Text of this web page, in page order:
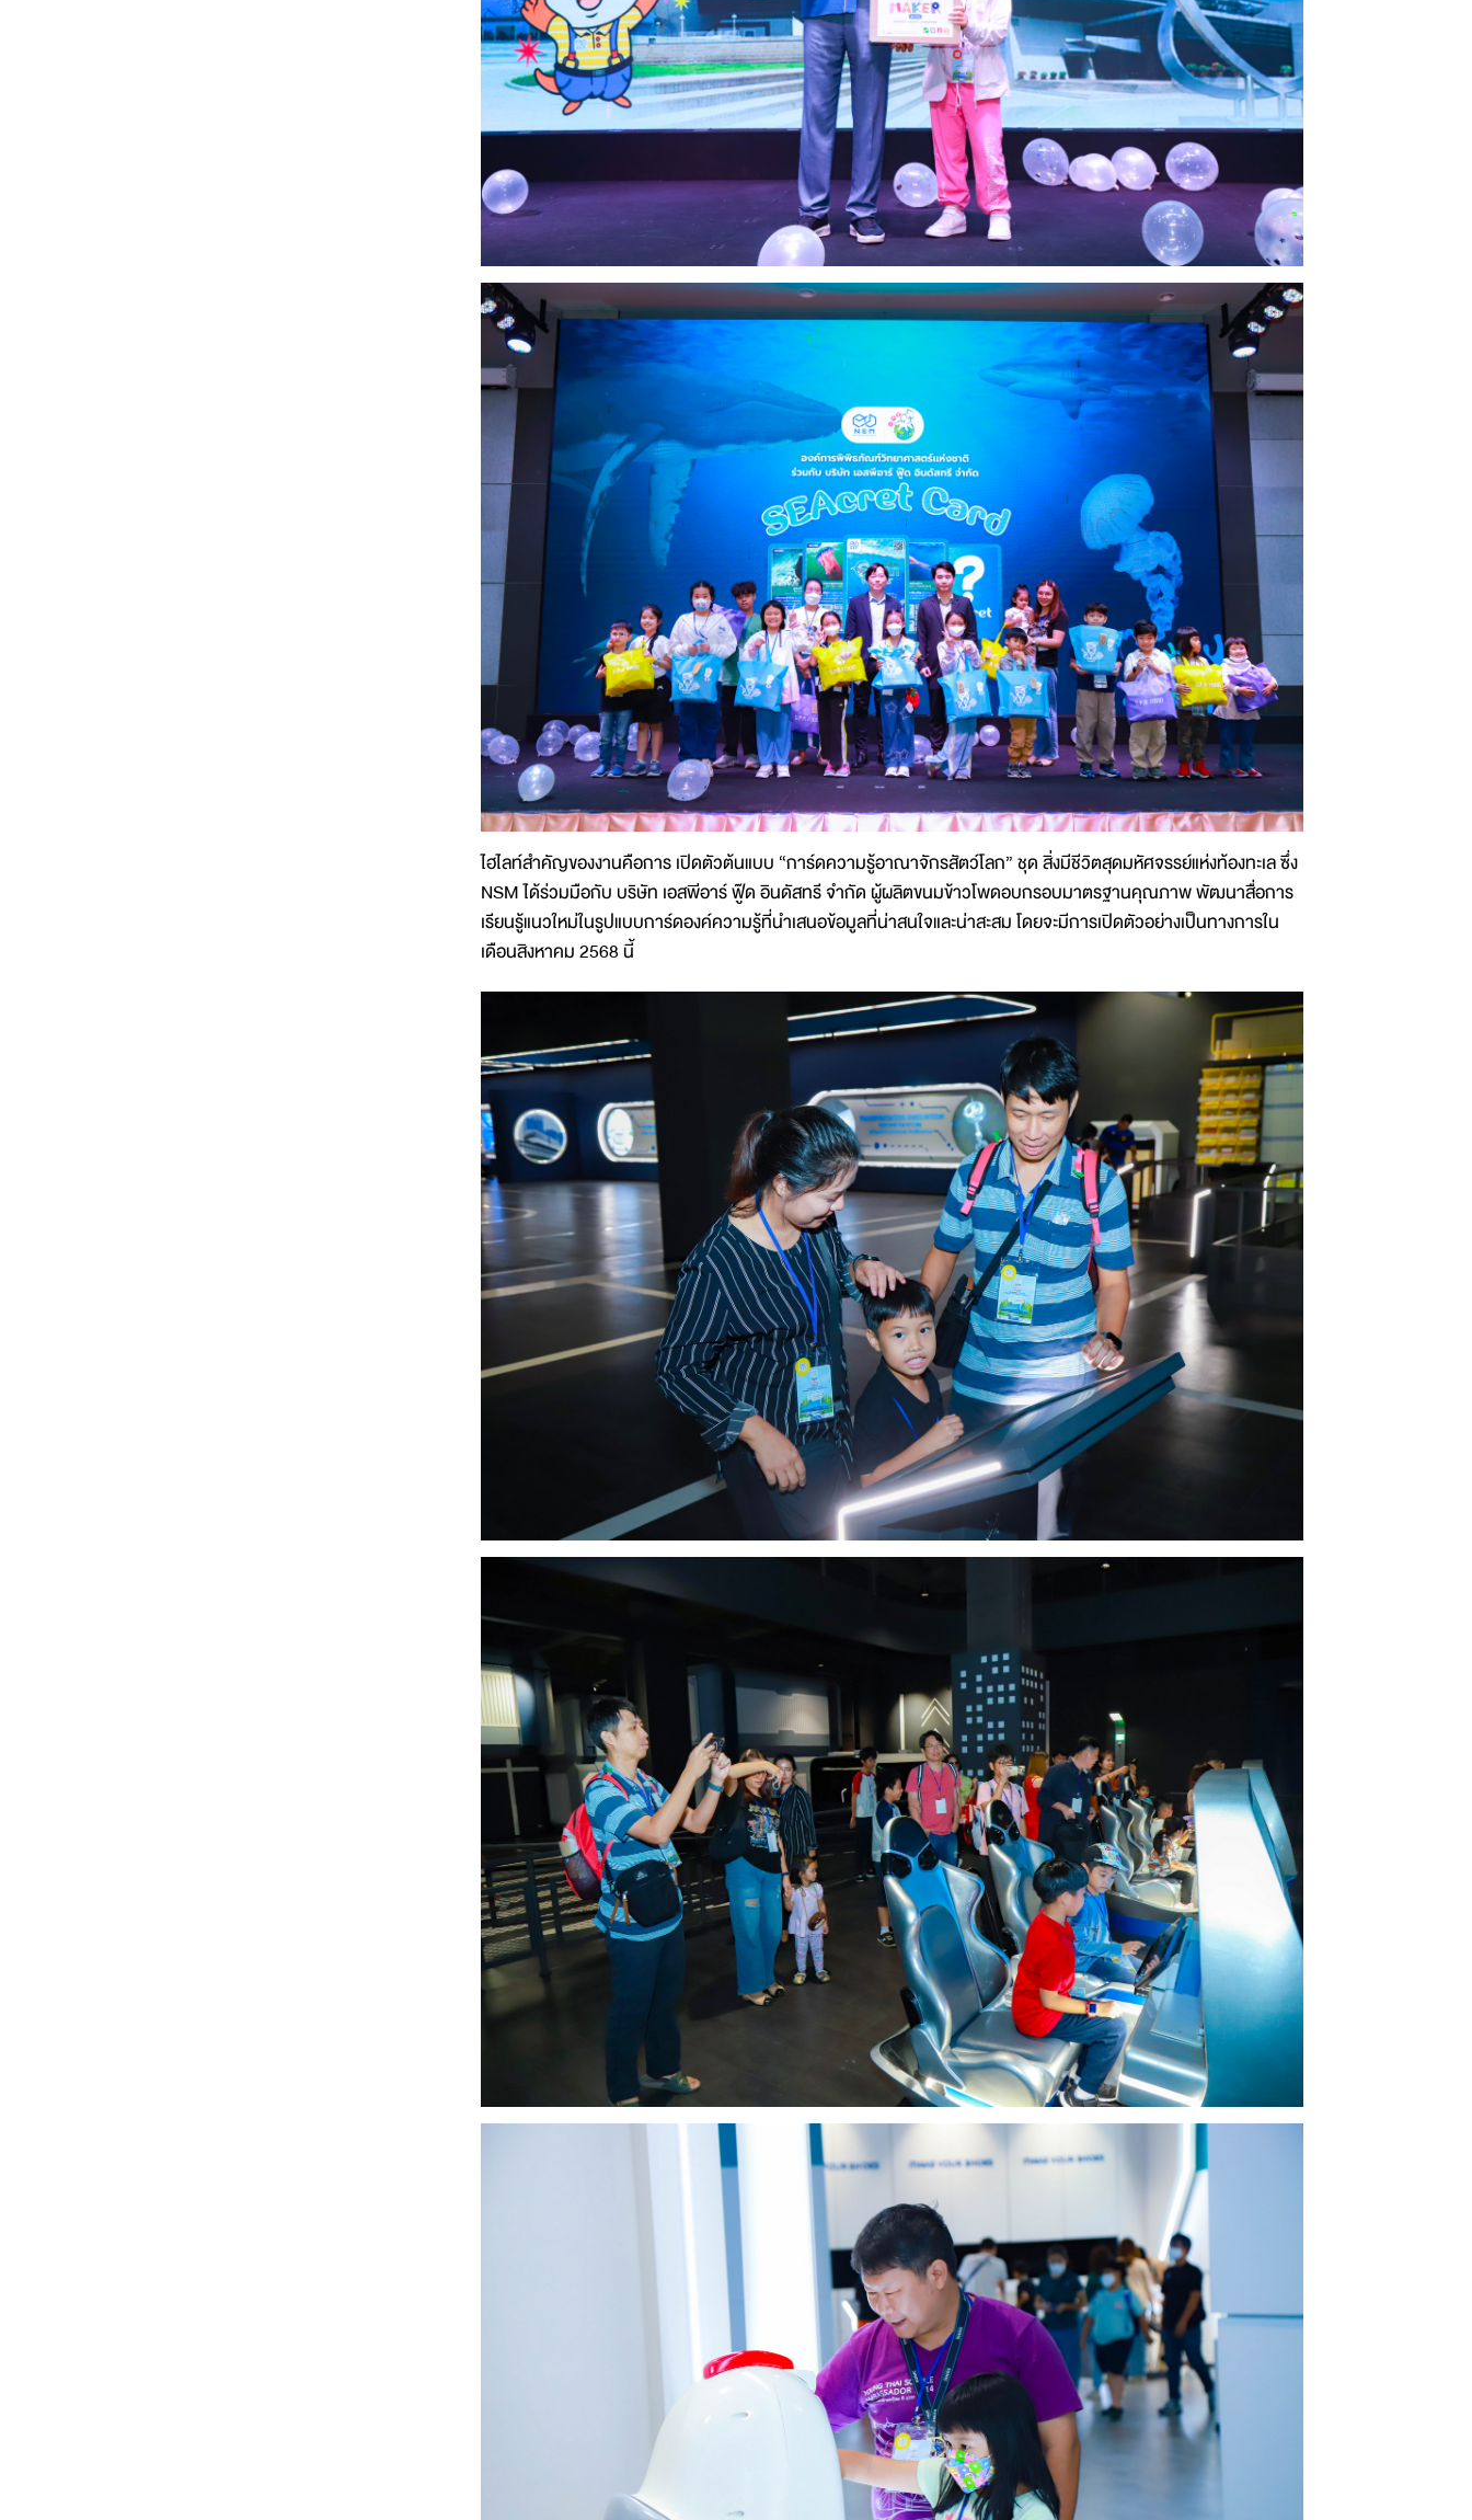
ไฮไลท์สำคัญของงานคือการ เปิดตัวต้นแบบ “การ์ดความรู้อาณาจักรสัตว์โลก” ชุด สิ่งมีชีวิตสุดมหัศจรรย์แห่งท้องทะเล ซึ่ง
NSM ได้ร่วมมือกับ บริษัท เอสพีอาร์ ฟู๊ด อินดัสทรี จำกัด ผู้ผลิตขนมข้าวโพดอบกรอบมาตรฐานคุณภาพ พัฒนาสื่อการ
เรียนรู้แนวใหม่ในรูปแบบการ์ดองค์ความรู้ที่นำเสนอข้อมูลที่น่าสนใจและน่าสะสม โดยจะมีการเปิดตัวอย่างเป็นทางการใน
เดือนสิงหาคม 2568 นี้